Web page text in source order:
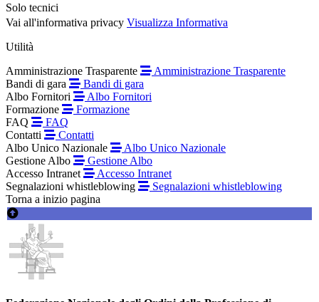
Solo tecnici
Vai all'informativa privacy Visualizza Informativa
Utilità
Amministrazione Trasparente
Amministrazione Trasparente
Bandi di gara
Bandi di gara
Albo Fornitori
Albo Fornitori
Formazione
Formazione
FAQ
FAQ
Contatti
Contatti
Albo Unico Nazionale
Albo Unico Nazionale
Gestione Albo
Gestione Albo
Accesso Intranet
Accesso Intranet
Segnalazioni whistleblowing
Segnalazioni whistleblowing
Torna a inizio pagina